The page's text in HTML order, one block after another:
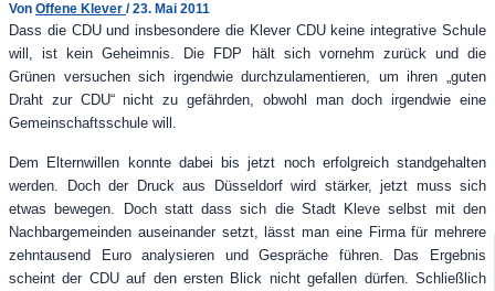
Von Offene Klever /23. Mai 2011
Dass die CDU und insbesondere die Klever CDU keine integrative Schule
will, ist kein Geheimnis. Die FDP hält sich vornehm zurück und die
Grünen versuchen sich irgendwie durchzulamentieren, um ihren „guten
Draht zur CDU“ nicht zu gefährden, obwohl man doch irgendwie eine
Gemeinschaftsschule will.
Dem Elternwillen konnte dabei bis jetzt noch erfolgreich standgehalten
werden. Doch der Druck aus Düsseldorf wird stärker, jetzt muss sich
etwas bewegen. Doch statt dass sich die Stadt Kleve selbst mit den
Nachbargemeinden auseinander setzt, lässt man eine Firma für mehrere
zehntausend Euro analysieren und Gespräche führen. Das Ergebnis
scheint der CDU auf den ersten Blick nicht gefallen dürfen. Schließlich